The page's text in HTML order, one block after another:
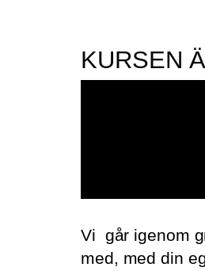
KURSEN
Vi går igenom
med, med din